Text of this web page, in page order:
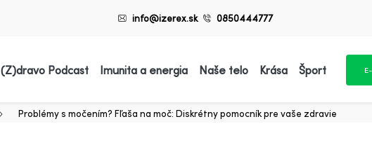
info@izerex.sk 0850444777
(Z)dravo Podcast Imunita a energia Naše telo Krása Šport
Problémy s močením? Fľaša na moč: Diskrétny pomocník pre vaše zdravie